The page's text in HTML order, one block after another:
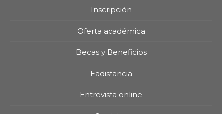
Inscripción
Oferta académica
Becas y Beneficios
Eadistancia
Entrevista online